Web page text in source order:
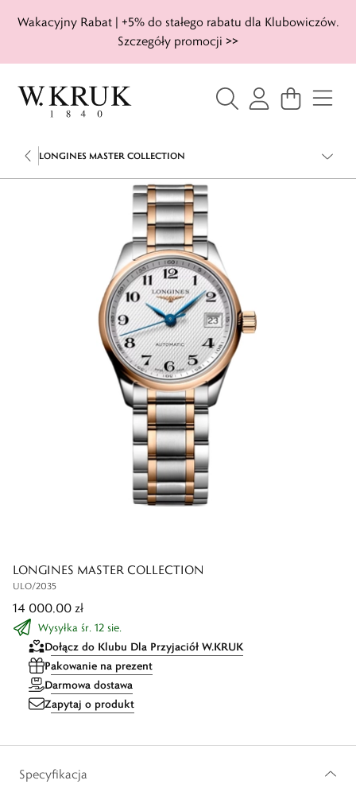
Wakacyjny Rabat | +5% do stałego rabatu dla Klubowiczów.
Szczegóły promocji >>
LONGINES MASTER COLLECTION
LONGINES MASTER COLLECTION
ULO/2035
14 000,00 zł
Wysyłka śr. 12 sie.
Dołącz do Klubu Dla Przyjaciół W.KRUK
Pakowanie na prezent
Darmowa dostawa
Zapytaj o produkt
Specyfikacja